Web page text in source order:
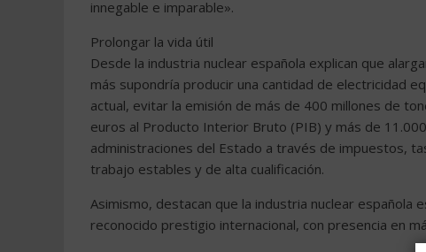
innegable e imparable».
Prolongar la vida útil
Desde la industria nuclear española explican que
más supondría producir una cantidad de electricidad
actual, evitar la emisión de más de 400 millones de
euros al Producto Interior Bruto (PIB) y más de
administraciones del Estado a través de impuestos,
trabajo estables y de alta cualificación.
Asimismo, destacan que la industria nuclear española
reconocido prestigio internacional, con presencia en